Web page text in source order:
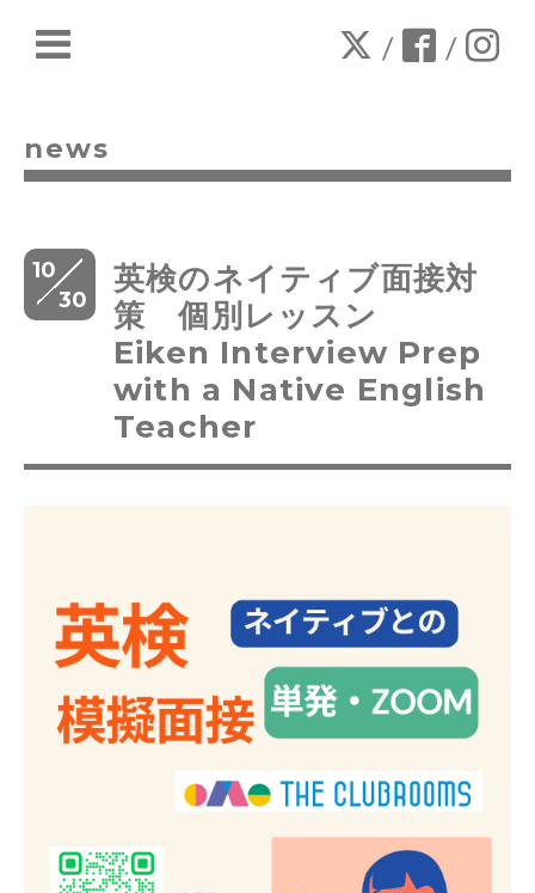
/ /
news
10
30
英検のネイティブ面接対
策 個別レッスン
Eiken Interview Prep
with a Native English
Teacher